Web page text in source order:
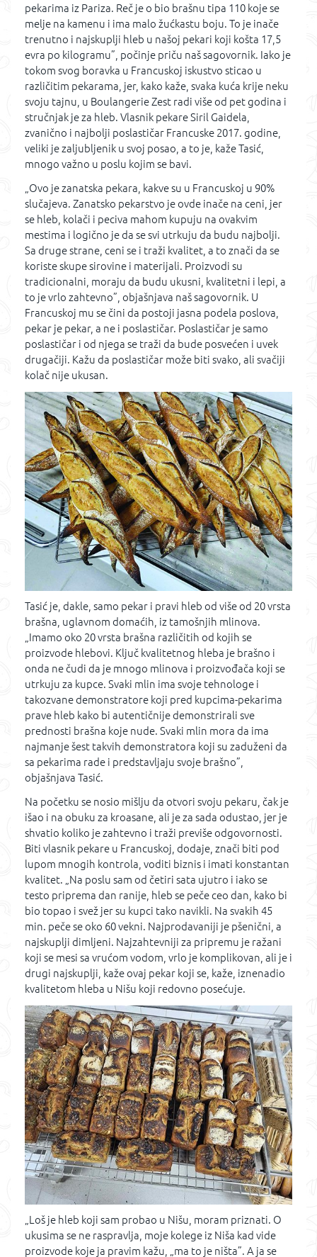
pekarima iz Pariza. Reč je o bio brašnu tipa 110 koje se
melje na kamenu i ima malo žućkastu boju. To je inače
trenutno i najskuplji hleb u našoj pekari koji košta 17,5
evra po kilogramu”, počinje priču naš sagovornik. Iako je
tokom svog boravka u Francuskoj iskustvo sticao u
različitim pekarama, jer, kako kaže, svaka kuća krije neku
svoju tajnu, u Boulangerie Zest radi više od pet godina i
stručnjak je za hleb. Vlasnik pekare Siril Gaidela,
zvanično i najbolji poslastičar Francuske 2017. godine,
veliki je zaljubljenik u svoj posao, a to je, kaže Tasić,
mnogo važno u poslu kojim se bavi.
„Ovo je zanatska pekara, kakve su u Francuskoj u 90%
slučajeva. Zanatsko pekarstvo je ovde inače na ceni, jer
se hleb, kolači i peciva mahom kupuju na ovakvim
mestima i logično je da se svi utrkuju da budu najbolji.
Sa druge strane, ceni se i traži kvalitet, a to znači da se
koriste skupe sirovine i materijali. Proizvodi su
tradicionalni, moraju da budu ukusni, kvalitetni i lepi, a
to je vrlo zahtevno”, objašnjava naš sagovornik. U
Francuskoj mu se čini da postoji jasna podela poslova,
pekar je pekar, a ne i poslastičar. Poslastičar je samo
poslastičar i od njega se traži da bude posvećen i uvek
drugačiji. Kažu da poslastičar može biti svako, ali svačiji
kolač nije ukusan.
Tasić je, dakle, samo pekar i pravi hleb od više od 20 vrsta
brašna, uglavnom domaćih, iz tamošnjih mlinova.
„Imamo oko 20 vrsta brašna različitih od kojih se
proizvode hlebovi. Ključ kvalitetnog hleba je brašno i
onda ne čudi da je mnogo mlinova i proizvođača koji se
utrkuju za kupce. Svaki mlin ima svoje tehnologe i
takozvane demonstratore koji pred kupcima-pekarima
prave hleb kako bi autentičnije demonstrirali sve
prednosti brašna koje nude. Svaki mlin mora da ima
najmanje šest takvih demonstratora koji su zaduženi da
sa pekarima rade i predstavljaju svoje brašno”,
objašnjava Tasić.
Na početku se nosio mišlju da otvori svoju pekaru, čak je
išao i na obuku za kroasane, ali je za sada odustao, jer je
shvatio koliko je zahtevno i traži previše odgovornosti.
Biti vlasnik pekare u Francuskoj, dodaje, znači biti pod
lupom mnogih kontrola, voditi biznis i imati konstantan
kvalitet. „Na poslu sam od četiri sata ujutro i iako se
testo priprema dan ranije, hleb se peče ceo dan, kako bi
bio topao i svež jer su kupci tako navikli. Na svakih 45
min. peče se oko 60 vekni. Najprodavaniji je pšenični, a
najskuplji dimljeni. Najzahtevniji za pripremu je ražani
koji se mesi sa vrućom vodom, vrlo je komplikovan, ali je i
drugi najskuplji, kaže ovaj pekar koji se, kaže, iznenadio
kvalitetom hleba u Nišu koji redovno posećuje.
„Loš je hleb koji sam probao u Nišu, moram priznati. O
ukusima se ne raspravlja, moje kolege iz Niša kad vide
proizvode koje ja pravim kažu, „ma to je ništa”. A ja se